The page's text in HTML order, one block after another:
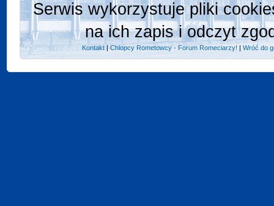
Serwis wykorzystuje pliki
na ich zapis i odczyt
Kontakt |Chlopcy Rometowcy - Forum Romeciarzy! |Wróć do